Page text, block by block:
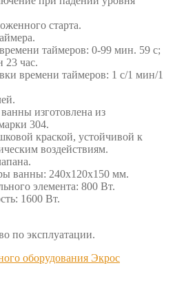
старта.
таймеров: 0-99 мин. 59 с;
23 час.
времени таймеров: 1 с/1 мин/1
изготовлена из
304.
краской, устойчивой к
воздействиям.
ванны: 240х120х150 мм.
элемента: 800 Вт.
1600 Вт.
по эксплуатации.
оборудования Экрос